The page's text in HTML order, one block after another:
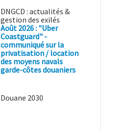
DNGCD : actualités &
gestion des exilés
Août 2026 : "Uber
Coastguard" -
communiqué sur la
privatisation / location
des moyens navals
garde-côtes douaniers
Douane 2030